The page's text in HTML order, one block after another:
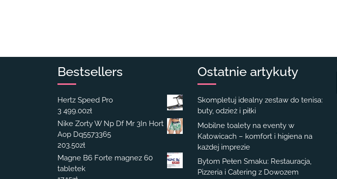
Bestsellers
Hertz Speed Pro
3 499.00zł
Nike Zorty W Np Df Mr 3In Hort
Aop Dq5573365
203.50zł
Magne B6 Forte magnez 60
tabletek
Ostatnie artykuły
Skompletuj idealny zestaw do tenisa:
buty, odzież i piłki
Mobilne toalety na eventy w
Katowicach – komfort i higiena na
każdej imprezie
Bytom Pełen Smaku: Restauracja,
Pizzeria i Catering z Dowozem